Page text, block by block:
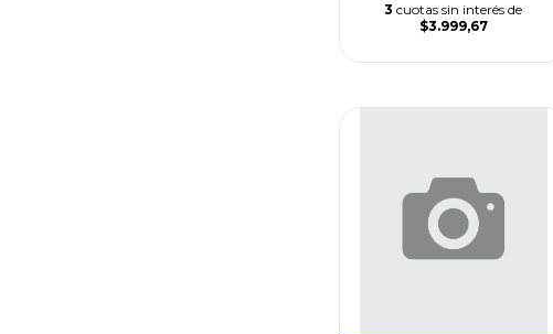
3 cuotas sin interés de
$3.999,67